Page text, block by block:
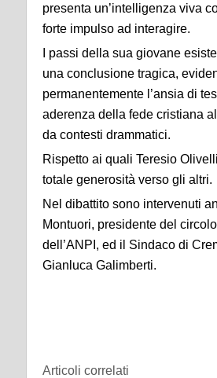
presenta un’intelligenza viva
forte impulso ad interagire.
I passi della sua giovane
una conclusione tragica,
permanentemente l’ansia di
aderenza della fede cristiana
da contesti drammatici.
Rispetto ai quali Teresio
totale generosità verso gli altri.
Nel dibattito sono intervenuti
Montuori, presidente del
dell’ANPI, ed il Sindaco di
Gianluca Galimberti.
Articoli correlati